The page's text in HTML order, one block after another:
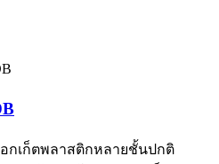
กเก็ตพลาสติกหลายชั้นปกติ